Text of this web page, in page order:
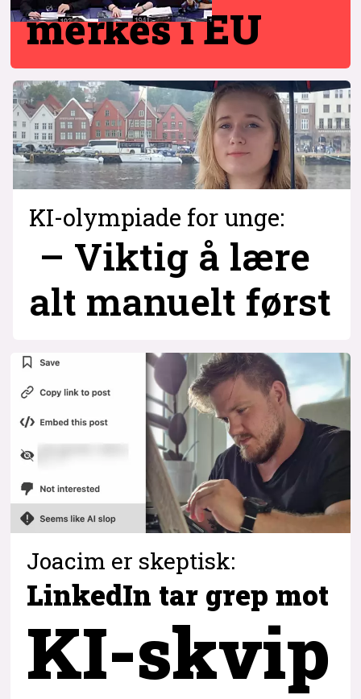
merkes i EU
KI-olympiade for unge:
– Viktig å lære
alt manuelt først
Joacim er skeptisk:
LinkedIn tar grepmot
KI-skvip